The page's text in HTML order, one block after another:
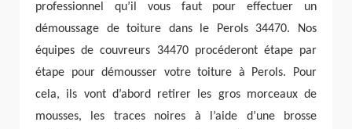
professionnel qu’il vous faut pour effectuer un
démoussage de toiture dans le Perols 34470. Nos
équipes de couvreurs 34470 procéderont étape par
étape pour démousser votre toiture à Perols. Pour
cela, ils vont d’abord retirer les gros morceaux de
mousses, les traces noires à l’aide d’une brosse